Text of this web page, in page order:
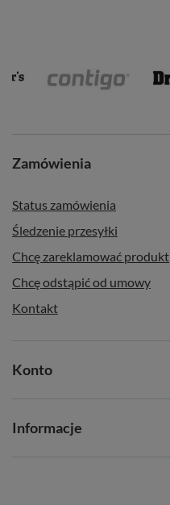
Zamówienia
Status zamówienia
Śledzenie przesyłki
Chcę zareklamować produkt
Chcę odstąpić od umowy
Kontakt
Konto
Informacje